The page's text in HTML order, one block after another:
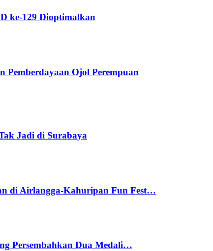
ke-129 Dioptimalkan
Pemberdayaan Ojol Perempuan
Jadi di Surabaya
di Airlangga-Kahuripan Fun Fest…
Persembahkan Dua Medali…